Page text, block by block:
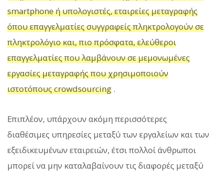
smartphone ή υπολογιστές, εταιρείες μεταγραφής
όπου επαγγελματίες συγγραφείς πληκτρολογούν σε
πληκτρολόγιο και, πιο πρόσφατα, ελεύθεροι
επαγγελματίες που λαμβάνουν σε μεμονωμένες
εργασίες μεταγραφής που χρησιμοποιούν
ιστοτόπους crowdsourcing .
Επιπλέον, υπάρχουν ακόμη περισσότερες
διαθέσιμες υπηρεσίες μεταξύ των εργαλείων και των
εξειδικευμένων εταιρειών, έτσι πολλοί άνθρωποι
μπορεί να μην καταλαβαίνουν τις διαφορές μεταξύ